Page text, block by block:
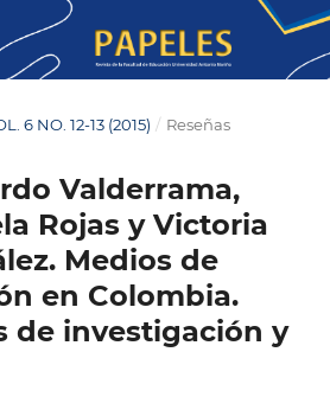
6 NO. 12-13 (2015) / Reseñas
Valderrama,
Rojas y Victoria
Medios de
en Colombia.
de investigación y